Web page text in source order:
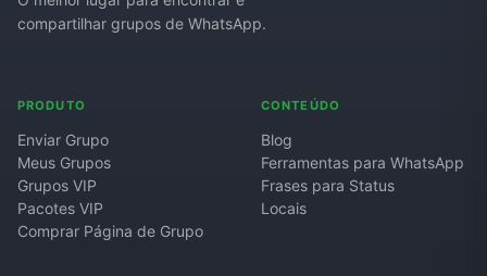
compartilhar grupos de WhatsApp.
PRODUTO
Enviar Grupo
Meus Grupos
Grupos VIP
Pacotes VIP
Comprar Página de Grupo
CONTEÚDO
Blog
Ferramentas para WhatsApp
Frases para Status
Locais